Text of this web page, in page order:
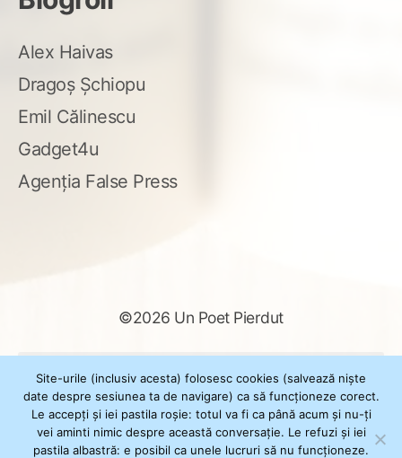
Alex Haivas
Dragoș Șchiopu
Emil Călinescu
Gadget4u
Agenția False Press
©2026 Un Poet Pierdut
după:
Site-urile (inclusiv acesta) folosesc cookies (salvează niște
date despre sesiunea ta de navigare) ca să funcționeze corect.
Le accepți și iei pastila roșie: totul va fi ca până acum și nu-ți
vei aminti nimic despre această conversație. Le refuzi și iei
pastila albastră: e posibil ca unele lucruri să nu funcționeze.